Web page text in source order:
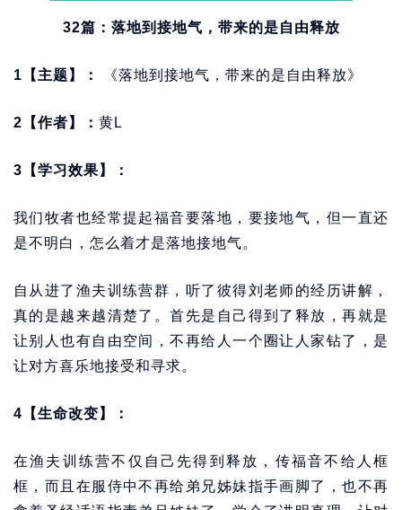
32篇：落地到接地气，带来的是自由释放
1【主题】： 《落地到接地气，带来的是自由释放》
2【作者】： 黄L
3【学习效果】：
我们牧者也经常提起福音要落地，要接地气，但一直还
是不明白，怎么着才是落地接地气。
自从进了渔夫训练营群，听了彼得刘老师的经历讲解，
真的是越来越清楚了。首先是自己得到了释放，再就是
让别人也有自由空间，不再给人一个圈让人家钻了，是
让对方喜乐地接受和寻求。
4【生命改变】：
在渔夫训练营不仅自己先得到释放，传福音不给人框
框，而且在服侍中不再给弟兄姊妹指手画脚了，也不再